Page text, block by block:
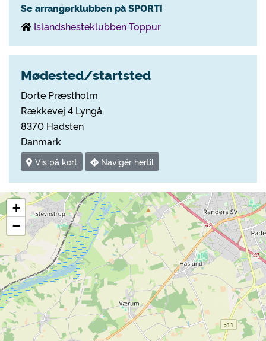
Se arrangørklubben på SPORTI
Islandshesteklubben Toppur
Mødested/startsted
Dorte Præstholm
Rækkevej 4 Lyngå
8370 Hadsten
Danmark
Vis på kort Navigér hertil
+
−